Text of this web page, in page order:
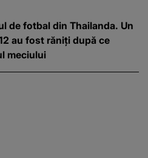
de fotbal din Thailanda. Un
au fost răniți după ce
meciului